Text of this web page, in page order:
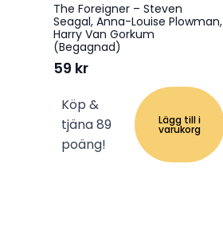
The Foreigner – Steven
Seagal, Anna-Louise Plowman,
Harry Van Gorkum
(Begagnad)
59 kr
Köp &
tjäna 89
poäng!
Lägg till i
varukorg